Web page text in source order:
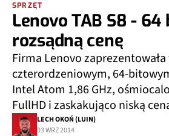
SPRZĘT
Lenovo TAB S8 - 64
rozsądną cenę
Firma Lenovo zaprezentowała
czterordzeniowym, 64-
Intel Atom 1,86 GHz,
FullHD i zaskakująco niską
LECH OKOŃ (LUIN)
03 WRZ 2014